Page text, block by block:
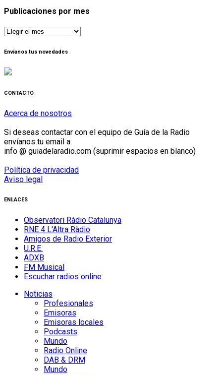
Publicaciones por mes
Publicaciones
mes
Envíanos tus novedades
CONTACTO
Acerca de nosotros
Si deseas contactar con el equipo de Guía de la Radio
envíanos tu email a:
info @ guiadelaradio.com (suprimir espacios en blanco)
Política de privacidad
Aviso legal
ENLACES
Observatori Ràdio Catalunya
RNE 4 L'Altra Ràdio
Amigos de Radio Exterior
U.R.E.
ADXB
FM Musical
Escuchar radios online
Noticias
Profesionales
Emisoras
Emisoras locales
Podcasts
Mundo
Radio Online
DAB & DRM
Mundo